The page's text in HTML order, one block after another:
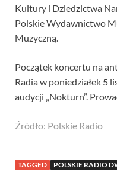
Kultury i Dziedzictwa
Polskie Wydawnictwo
Muzyczną.
Początek koncertu na
Radia w poniedziałek 5
audycji „Nokturn”.
Źródło: Polskie Radio
TAGGED POLSKIE RADIO